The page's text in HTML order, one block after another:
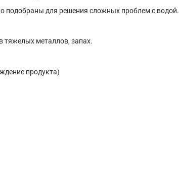
подобраны для решения сложных проблем с водой.
тяжелых металлов, запах.
продукта)